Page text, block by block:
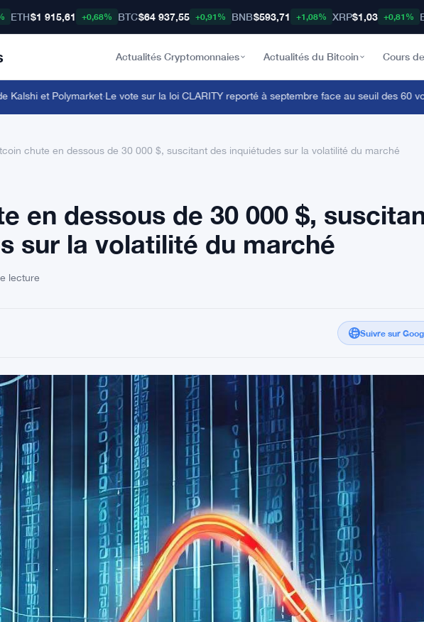
ETH$1 915,61 +0,68% BTC$64 937,55 +0,91% BNB$593,71 +1,08% XRP$1,03 +0,81%
Actualités Cryptomonnaies Actualités du Bitcoin Cours
et Polymarket·Le vote sur la loi CLARITY reporté à septembre face au seuil des 60 voix
chute en dessous de 30 000 $, suscitant des inquiétudes sur la volatilité du marché
en dessous de 30 000 $,
sur la volatilité du marché
lecture
Suivre sur